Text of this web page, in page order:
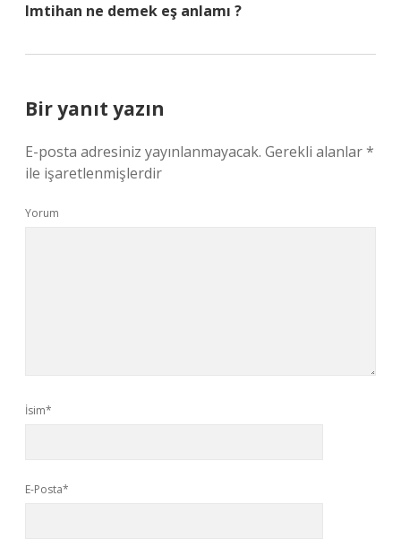
Imtihan ne demek eş anlamı ?
Bir yanıt yazın
E-posta adresiniz yayınlanmayacak. Gerekli alanlar*
ile işaretlenmişlerdir
Yorum
İsim*
E-Posta*